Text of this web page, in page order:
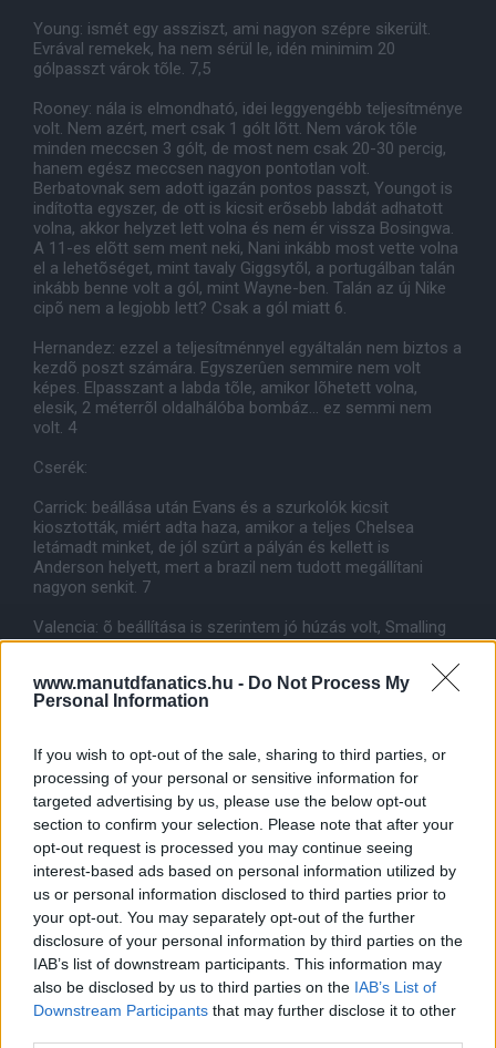
www.manutdfanatics.hu - Do Not Process My
Personal Information
If you wish to opt-out of the sale, sharing to third parties, or
processing of your personal or sensitive information for
targeted advertising by us, please use the below opt-out
section to confirm your selection. Please note that after your
opt-out request is processed you may continue seeing
interest-based ads based on personal information utilized by
us or personal information disclosed to third parties prior to
your opt-out. You may separately opt-out of the further
disclosure of your personal information by third parties on the
IAB’s list of downstream participants. This information may
also be disclosed by us to third parties on the IAB’s List of
Downstream Participants that may further disclose it to other
Young: ismét egy assziszt, ami nagyon szépre sikerült.
Evrával remekek, ha nem sérül le, idén minimim 20
gólpasszt várok tõle. 7,5
Rooney: nála is elmondható, idei leggyengébb teljesítménye
volt. Nem azért, mert csak 1 gólt lõtt. Nem várok tõle
minden meccsen 3 gólt, de most nem csak 20-30 percig,
hanem egész meccsen nagyon pontotlan volt.
Berbatovnak sem adott igazán pontos passzt, Youngot is
indította egyszer, de ott is kicsit erõsebb labdát adhatott
volna, akkor helyzet lett volna és nem ér vissza Bosingwa.
A 11-es elõtt sem ment neki, Nani inkább most vette volna
el a lehetõséget, mint tavaly Giggsytõl, a portugálban talán
inkább benne volt a gól, mint Wayne-ben. Talán az új Nike
cipõ nem a legjobb lett? Csak a gól miatt 6.
Hernandez: ezzel a teljesítménnyel egyáltalán nem biztos a
kezdõ poszt számára. Egyszerûen semmire nem volt
képes. Elpasszant a labda tõle, amikor lõhetett volna,
elesik, 2 méterrõl oldalhálóba bombáz... ez semmi nem
volt. 4
Cserék:
Carrick: beállása után Evans és a szurkolók kicsit
kiosztották, miért adta haza, amikor a teljes Chelsea
letámadt minket, de jól szûrt a pályán és kellett is
Anderson helyett, mert a brazil nem tudott megállítani
nagyon senkit. 7
Valencia: õ beállítása is szerintem jó húzás volt, Smalling
(bár sérülés miatt), de nagyon nem tudta tartani Anelkát,
Berbatov: csoda, hogy Fergie õt küldte be. Alig volt ideje,
pontos), mint Hernandez 77 perc alatt. A helyzetért kár,
talán nagy lökést adott volna neki.
De ha a címet nézzük, akkor a meccs embere:
50 millió font és 5 méterrõl üres kapu is kevés neki!